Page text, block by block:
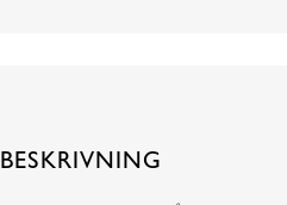
BESKRIVNING